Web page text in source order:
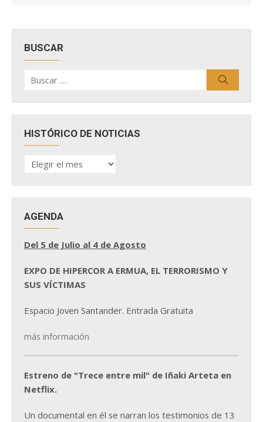
BUSCAR
por:
HISTÓRICO DE NOTICIAS
HISTÓRICO
DE
AGENDA
Del 5 de Julio al 4 de Agosto
EXPO DE HIPERCOR A ERMUA, EL TERRORISMO Y
SUS VÍCTIMAS
Espacio Joven Santander. Entrada Gratuita
más información
Estreno de "Trece entre mil" de Iñaki Arteta en
Netflix.
Un documental en él se narran los testimonios de 13